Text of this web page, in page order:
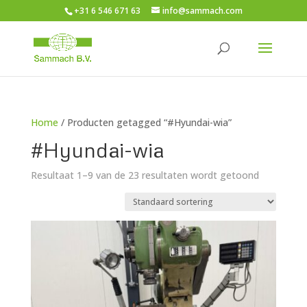
+31 6 546 671 63 info@sammach.com
Home / Producten getagged “#Hyundai-wia”
#Hyundai-wia
Resultaat 1–9 van de 23 resultaten wordt getoond